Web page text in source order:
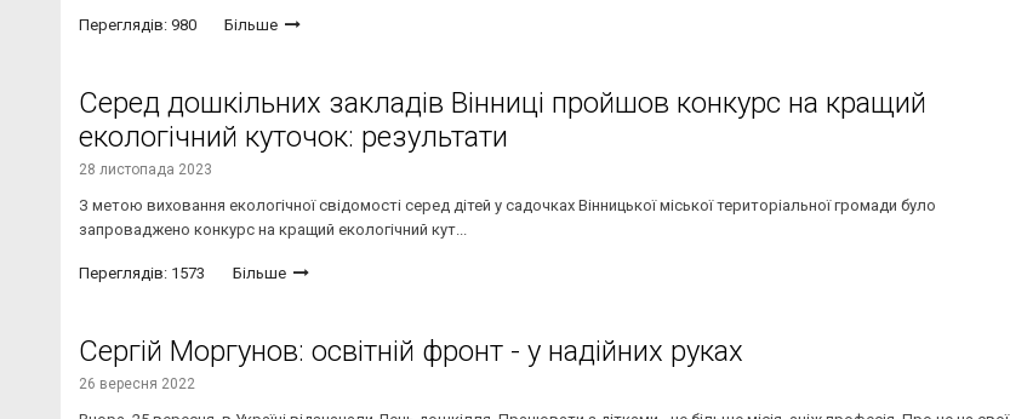
Переглядів: 980 Більше
Серед дошкільних закладів Вінниці пройшов конкурс на кращий
екологічний куточок: результати
28 листопада 2023
З метою виховання екологічної свідомості серед дітей у садочках Вінницької міської територіальної громади було
запроваджено конкурс на кращий екологічний кут...
Переглядів: 1573 Більше
Сергій Моргунов: освітній фронт - у надійних руках
26 вересня 2022